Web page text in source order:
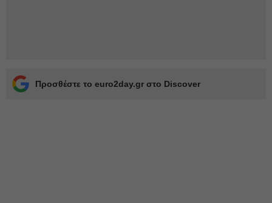
Προσθέστε το euro2day.gr στο Discover